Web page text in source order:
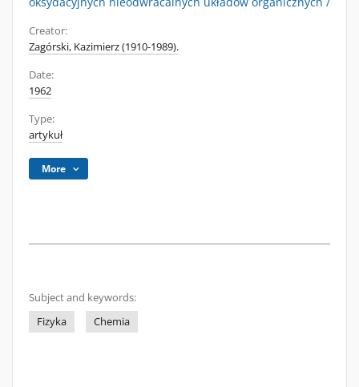
Creator:
Zagórski, Kazimierz (1910-1989).
Date:
1962
Type:
artykuł
More
Subject and keywords:
Fizyka
Chemia